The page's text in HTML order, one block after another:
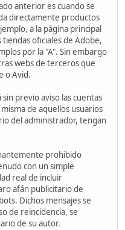
anterior es cuando se
directamente productos
a la página principal
oficiales de Adobe,
por la "A". Sin embargo
webs de terceros que
o Avid.
previo aviso las cuentas
de aquellos usuarios
del administrador, tengan
prohibido
con un simple
real de incluir
afán publicitario de
Dichos mensajes se
de reincidencia, se
de su autor.